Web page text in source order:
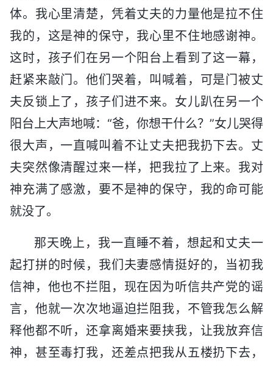
体。我心里清楚，凭着丈夫的力量他是拉不住
我的，这是神的保守，我心里不住地感谢神。
这时，孩子们在另一个阳台上看到了这一幕，
赶紧来敲门。他们哭着，叫喊着，可是门被丈
夫反锁上了，孩子们进不来。女儿趴在另一个
阳台上大声地喊：“爸，你想干什么？”女儿哭得
很大声，一直喊叫着不让丈夫把我扔下去。丈
夫突然像清醒过来一样，把我拉了上来。我对
神充满了感激，要不是神的保守，我的命可能
就没了。
那天晚上，我一直睡不着，想起和丈夫一
起打拼的时候，我们夫妻感情挺好的，当初我
信神，他也不拦阻，现在因为听信共产党的谣
言，他就一次次地逼迫拦阻我，不管我怎么解
释他都不听，还拿离婚来要挟我，让我放弃信
神，甚至毒打我，还差点把我从五楼扔下去，